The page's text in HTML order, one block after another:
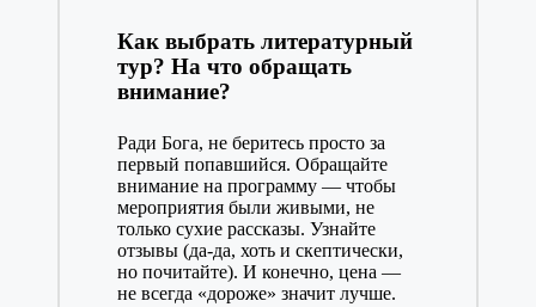
Как выбрать литературный
тур? На что обращать
внимание?
Ради Бога, не беритесь просто за
первый попавшийся. Обращайте
внимание на программу — чтобы
мероприятия были живыми, не
только сухие рассказы. Узнайте
отзывы (да-да, хоть и скептически,
но почитайте). И конечно, цена —
не всегда «дороже» значит лучше.